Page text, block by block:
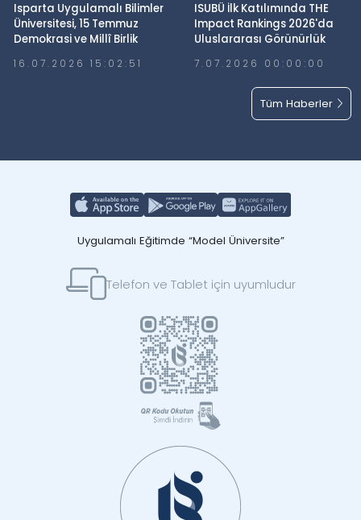
Isparta Uygulamalı Bilimler
Üniversitesi, 15 Temmuz
Demokrasi ve Millî Birlik
16.07.2026 15:02:51
ISUBÜ İlk Katılımında THE
Impact Rankings 2026'da
Uluslararası Görünürlük
7.07.2026 00:00:00
Tüm Haberler
Uygulamalı Eğitimde “Model Üniversite”
Telefon ve Tablet için uyumludur